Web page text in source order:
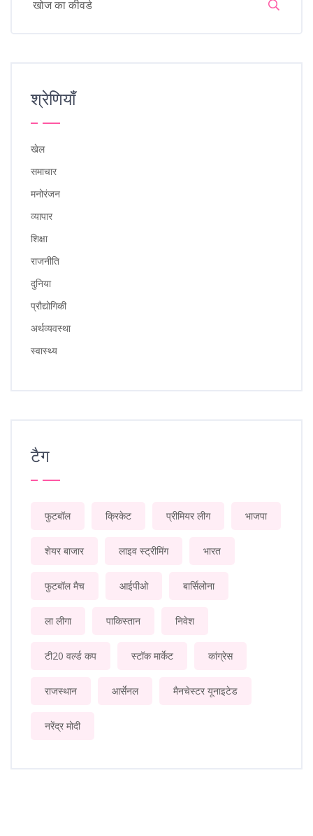
श्रेणियाँ
खेल
समाचार
मनोरंजन
व्यापार
शिक्षा
राजनीति
दुनिया
प्रौद्योगिकी
अर्थव्यवस्था
स्वास्थ्य
टैग
फुटबॉल क्रिकेट प्रीमियर लीग भाजपा
शेयर बाजार लाइव स्ट्रीमिंग भारत
फुटबॉल मैच आईपीओ बार्सिलोना
ला लीगा पाकिस्तान निवेश
टी20 वर्ल्ड कप स्टॉक मार्केट कांग्रेस
राजस्थान आर्सेनल मैनचेस्टर यूनाइटेड
नरेंद्र मोदी